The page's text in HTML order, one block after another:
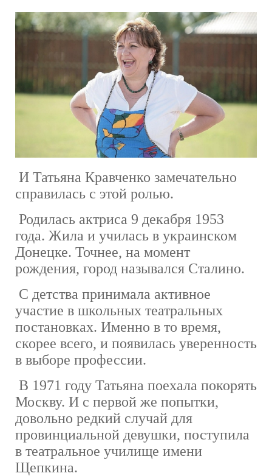
И Татьяна Кравченко замечательно
справилась с этой ролью.
Родилась актриса 9 декабря 1953
года. Жила и училась в украинском
Донецке. Точнее, на момент
рождения, город назывался Сталино.
С детства принимала активное
участие в школьных театральных
постановках. Именно в то время,
скорее всего, и появилась уверенность
в выборе профессии.
В 1971 году Татьяна поехала покорять
Москву. И с первой же попытки,
довольно редкий случай для
провинциальной девушки, поступила
в театральное училище имени
Щепкина.